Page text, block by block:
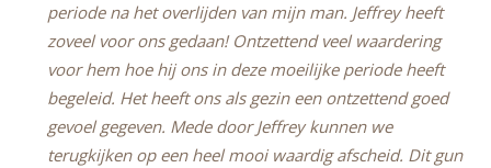
periode na het overlijden van mijn man. Jeffrey heeft
zoveel voor ons gedaan! Ontzettend veel waardering
voor hem hoe hij ons in deze moeilijke periode heeft
begeleid. Het heeft ons als gezin een ontzettend goed
gevoel gegeven. Mede door Jeffrey kunnen we
terugkijken op een heel mooi waardig afscheid. Dit gun